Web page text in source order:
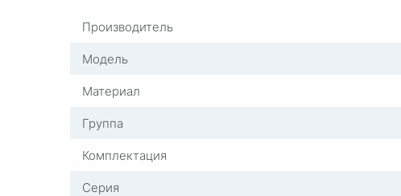
Производитель
Модель
Материал
Группа
Комплектация
Серия